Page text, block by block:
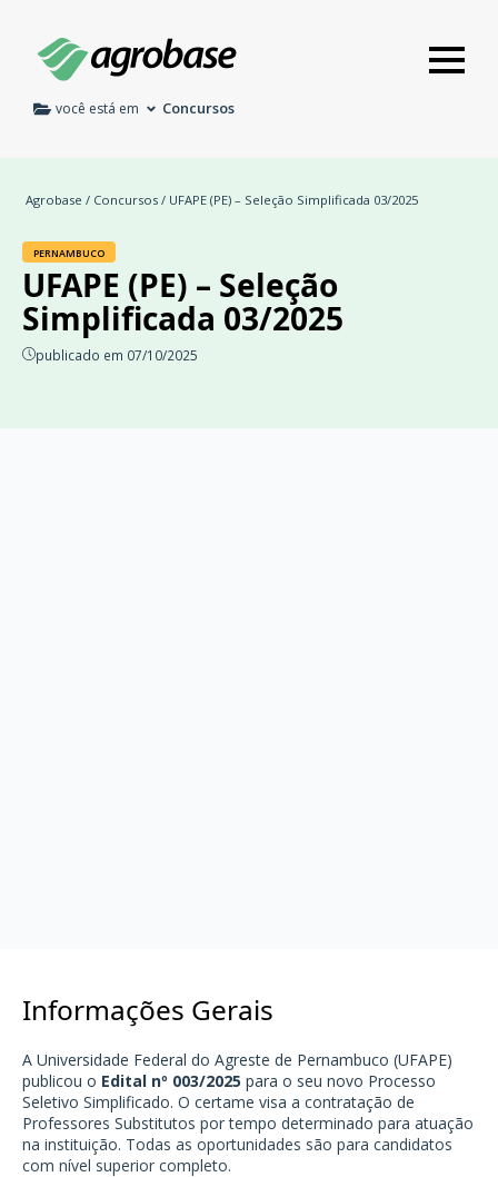
você está em Concursos
Agrobase / Concursos / UFAPE (PE) – Seleção Simplificada 03/2025
PERNAMBUCO
UFAPE (PE) – Seleção
Simplificada 03/2025
publicado em 07/10/2025
Informações Gerais
A Universidade Federal do Agreste de Pernambuco (UFAPE)
publicou o Edital nº 003/2025 para o seu novo Processo
Seletivo Simplificado. O certame visa a contratação de
Professores Substitutos por tempo determinado para atuação
na instituição. Todas as oportunidades são para candidatos
com nível superior completo.